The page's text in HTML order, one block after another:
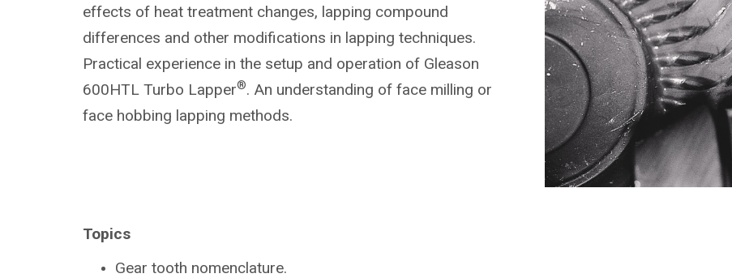
effects of heat treatment changes, lapping compound
differences and other modifications in lapping techniques.
Practical experience in the setup and operation of Gleason
600HTL Turbo Lapper®. An understanding of face milling or
face hobbing lapping methods.
Topics
Gear tooth nomenclature.